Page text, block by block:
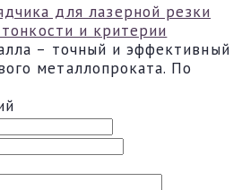
для лазерной резки
и критерии
– точный и эффективный
металлопроката. По